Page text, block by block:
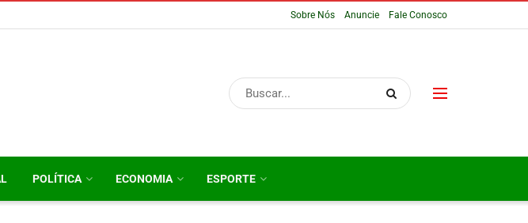
Sobre Nós Anuncie Fale Conosco
POLÍTICA ECONOMIA ESPORTE